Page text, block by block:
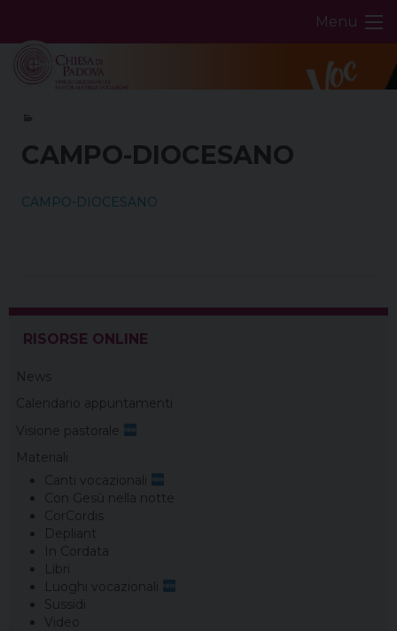
content
Menu
CAMPO-DIOCESANO
CAMPO-DIOCESANO
RISORSE ONLINE
News
Calendario appuntamenti
Visione pastorale
Materiali
Canti vocazionali
Con Gesù nella notte
CorCordis
Depliant
In Cordata
Libri
Luoghi vocazionali
Sussidi
Video